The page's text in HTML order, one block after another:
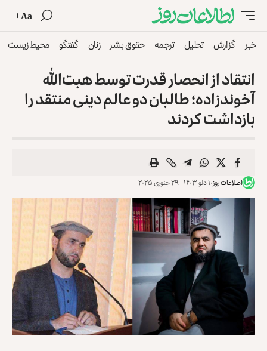
Aa
خبر گزارش تحلیل ترجمه حقوق بشر زنان گفتگو محیط زیست
انتقاد از انحصار قدرت توسط هبت‌الله
آخوندزاده؛ طالبان دو عالم دینی منتقد را
بازداشت کردند
اطلاعات روز۱۰ دلو ۱۴۰۳ - ۲۹ جنوری ۲۰۲۵